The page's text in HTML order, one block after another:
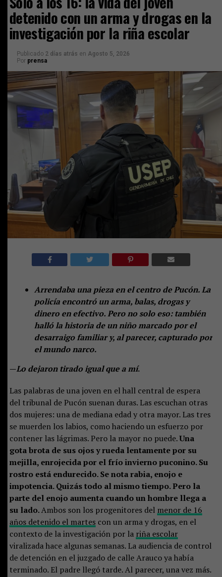
detenido con un arma y drogas en la
investigación por la riña escolar
Publicado 2 días atrás en Agosto 5, 2026
Por prensa
Arrendaba una pieza en el centro de Pucón. La
policía encontró un arma, balas, drogas y
dinero en efectivo. Pero no solo eso: también
halló la historia de un niño marcado por el
desarraigo familiar y, al parecer, capturado por
el mundo narco.
—Lo dejaron tirado igual que a mí.
Las palabras de una joven en el hall central de espera
del tribunal de Pucón suenan duras. Las escuchan otras
dos mujeres: una de mediana edad y otra mayor. Las tres
se muerden los labios, como haciendo un esfuerzo por
contener las lágrimas. Pero la mayor no puede.Una
gota brota de sus ojos y rueda lentamente por su
mejilla, enrojecida por el frío invierno puconino. Su
rostro está endurecido. Se nota rabia, enojo e
impotencia. Quizás todo al mismo tiempo. Pero la
parte del enojo aumenta cuando un hombre llega a
su lado.Ambos son los progenitores del menor de 16
años detenido el martescon un arma y drogas, en el
contexto de la investigación por la riña escolar
viralizada hace algunas semanas. La audiencia de control
de detención en el juzgado de calle Arauco ya había
terminado. El padre llegó tarde. Al parecer, una vez más.